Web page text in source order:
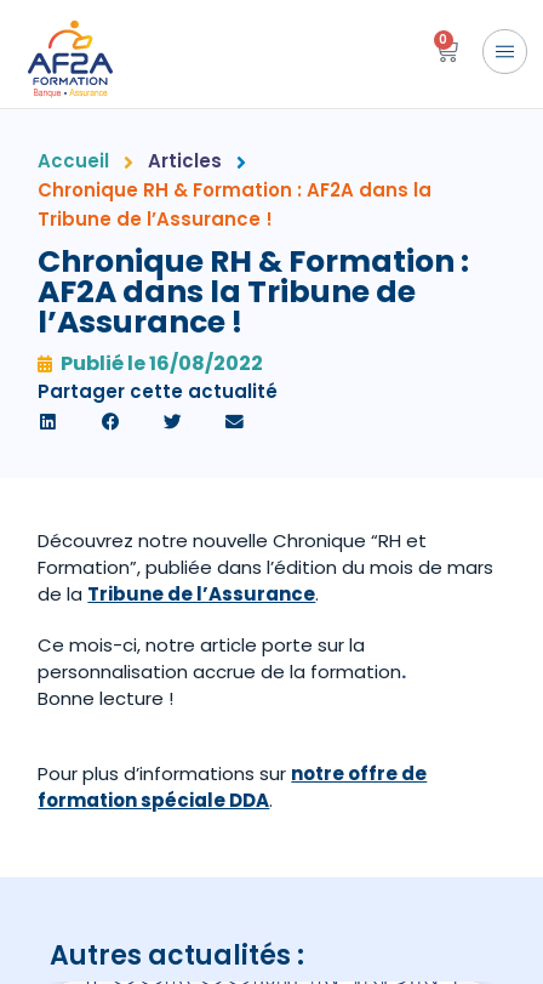
0
Accueil
Articles
Chronique RH & Formation : AF2A dans la
Tribune de l’Assurance !
Chronique RH & Formation :
AF2A dans la Tribune de
l’Assurance !
Publié le16/08/2022
Partager cette actualité
Découvrez notre nouvelle Chronique “RH et
Formation”, publiée dans l’édition du mois de mars
de la Tribune de l’Assurance.
Ce mois-ci, notre article porte sur la
personnalisation accrue de la formation.
Bonne lecture !
Pour plus d’informations sur notre offre de
formation spéciale DDA.
Autres actualités :